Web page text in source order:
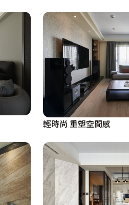
輕時尚 重塑空間感